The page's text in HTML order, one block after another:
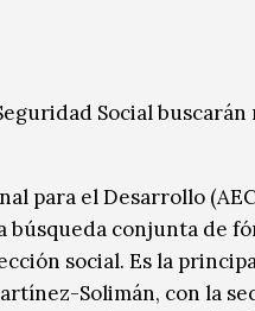
Social
para el Desarrollo
búsqueda conjunta de
social. Es la
Solimán, con la